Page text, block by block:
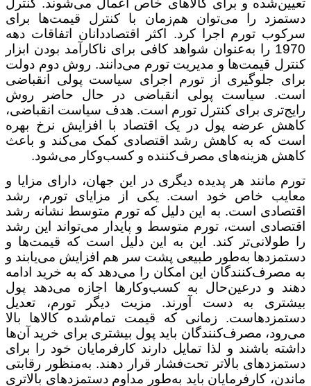
تعیین‌شده و برای کالاهای خاص اعمال می‌شوند. کنترل
دستمزد را می‌توان هم‌زمان با کنترل قیمت‌ها برای
سرکوب تورم اجرا کرد. اکثر اقتصاددانان اتفاقات دهه
1970 را به‌عنوان شواهد کافی برای ناکارآمد بودن ابزار
کنترل قیمت‌ها و مدیریت تورم می‌دانند. روش دوم دولت
برای جلوگیری از تورم اجرای سیاست پولی انقباضی
است. سیاست پولی انقباضی در حال حاضر روش
رایج‌تری برای کنترل تورم است. هدف سیاست انقباضی،
کاهش عرضه پول در یک اقتصاد با افزایش نرخ بهره
است که به کاهش رشد اقتصادی کمک می‌کند و باعث
کاهش هزینه‌های مصرف‌کننده و کسب‌وکار می‌شود.
تورم مانند هر پدیده دیگری در این جهان، دارای مزایا و
معایب خاص خود است. یکی از مزایای تورم، رشد
اقتصادی است. به این دلیل که تورم متوسط نشانه رشد
اقتصادی است، تورم متوسط و پایدار می‌تواند این رشد
را طولانی‌تر کند. این به این دلیل است که قیمت‌ها و
دستمزدها به‌طور طبیعی پشت سر هم افزایش می‌یابند و
به مصرف‌کنندگان این امکان را می‌دهد که به خرید ادامه
دهند و درعین‌حال به کسب‌وکارها اجازه می‌دهد پول
بیشتری به دست آورند. مزیت دیگر تورم، تعدیل
دستمزدهاست. زمانی که قیمت تمام‌شده کالاها بالا
می‌رود، مصرف‌کنندگان باید پول بیشتری برای خرید آن‌ها
داشته باشند و لذا تمایل دارند کارفرمایان خود را برای
دستمزدهای بالاتر تحت‌فشار قرار دهند. به‌منظور رقابتی
ماندن، کارفرمایان باید به‌طور مداوم دستمزدهای بالاتری